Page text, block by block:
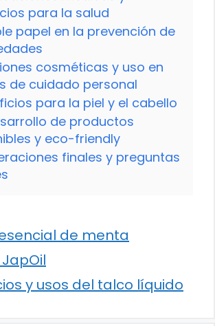
para la salud
papel en la prevención de
cosméticas y uso en
de cuidado personal
para la piel y el cabello
de productos
y eco-friendly
finales y preguntas
de menta
y usos del talco líquido